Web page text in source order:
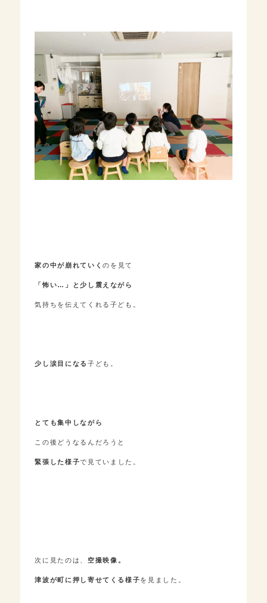
家の中が崩れていくのを見て
「怖い…」と少し震えながら
気持ちを伝えてくれる子ども。
少し涙目になる 子ども。
とても集中しながら
この後どうなるんだろうと
緊張した様子で見ていました。
次に見たのは、 空撮映像。
津波が町に押し寄せてくる様子を見ました。